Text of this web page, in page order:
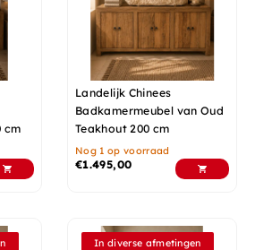
cm
Landelijk Chinees
Badkamermeubel van Oud
Teakhout 200 cm
Nog 1 op voorraad
€1.495,00
In diverse afmetingen